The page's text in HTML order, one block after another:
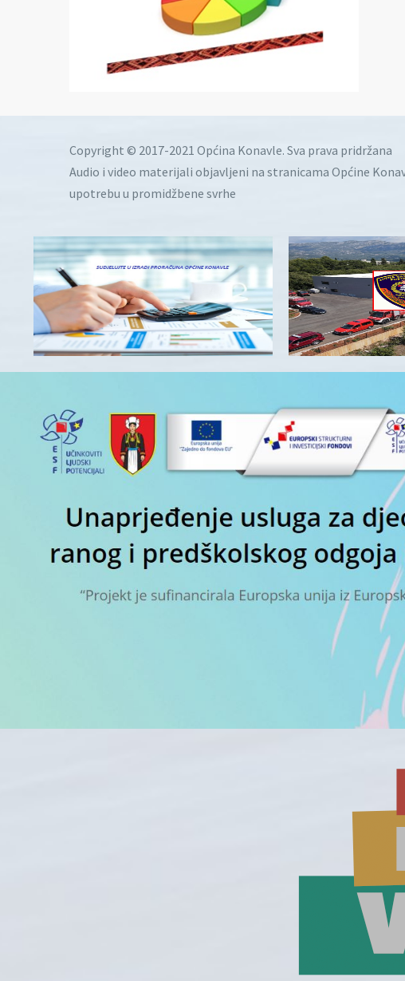
Copyright © 2017-2021 Općina Konavle. Sva prava pridržana
Audio i video materijali objavljeni na stranicama Općine
upotrebu u promidžbene svrhe